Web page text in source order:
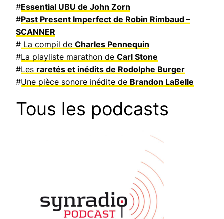
#Essential UBU de John Zorn
#Past Present Imperfect de Robin Rimbaud –
SCANNER
# La compil de Charles Pennequin
#La playliste marathon de Carl Stone
#Les raretés et inédits de Rodolphe Burger
#Une pièce sonore inédite de Brandon LaBelle
Tous les podcasts